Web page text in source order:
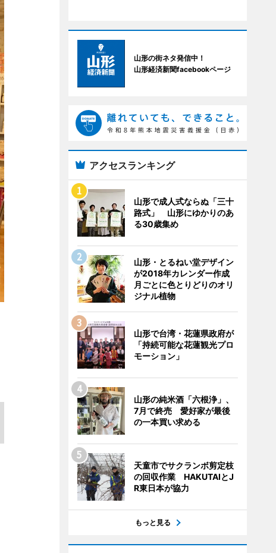
山形の街ネタ発信中！
山形経済新聞facebookページ
アクセスランキング
山形で成人式ならぬ「三十
路式」 山形にゆかりのあ
る30歳集め
山形・とるねい堂デザイン
が2018年カレンダー作成
月ごとに色とりどりのオリ
ジナル植物
山形で台湾・花蓮県政府が
「持続可能な花蓮観光プロ
モーション」
山形の純米酒「六根浄」、
7月で終売 愛好家が最後
の一本買い求める
天童市でサクランボ剪定枝
の回収作業 HAKUTAIとJ
R東日本が協力
もっと見る